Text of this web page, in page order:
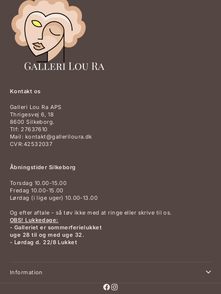
Kontakt os
Galleri Lou Ra APS
Thrigesvej 6, 18
8600 Silkeborg.
Tlf: 27637610
Mail: kontakt@galleriloura.dk
CVR:42532037
Åbningstider Silkeborg
Torsdag 10.00-15.00
Fredag 10.00-15.00
Lørdag (i lige uger) 10.00-13.00
Og efter aftale - så tøv ikke med at ringe eller skrive til os.
OBS! Lukkedage:
- Galleriet er sommerferielukket
uge 28 til og med uge 32.
- Lørdag d. 22/8 Lukket
Information